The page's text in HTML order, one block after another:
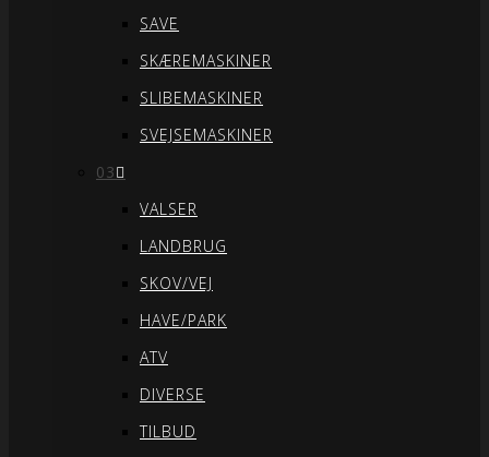
SAVE
SKÆREMASKINER
SLIBEMASKINER
SVEJSEMASKINER
03
VALSER
LANDBRUG
SKOV/VEJ
HAVE/PARK
ATV
DIVERSE
TILBUD